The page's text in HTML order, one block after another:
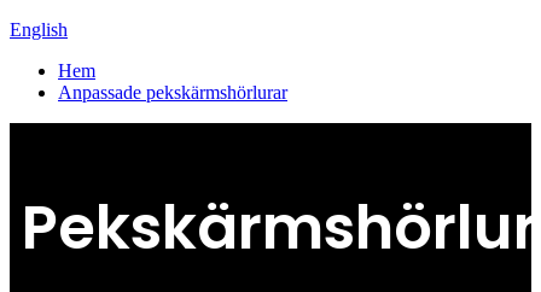
English
Hem
Anpassade pekskärmshörlurar